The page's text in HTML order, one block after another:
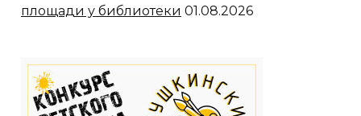
площади у библиотеки 01.08.2026